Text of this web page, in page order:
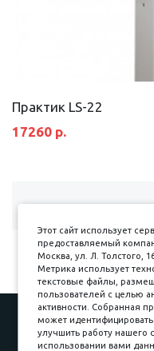
Практик LS-22
17260 р.
Наши работы
Доставка и сборка
Этот сайт использует
предоставляемый
Москва, ул. Л. Толстого,
Метрика использует
текстовые файлы,
пользователей с целью
активности. Собранная
может
улучшить работу нашего
использовании вами